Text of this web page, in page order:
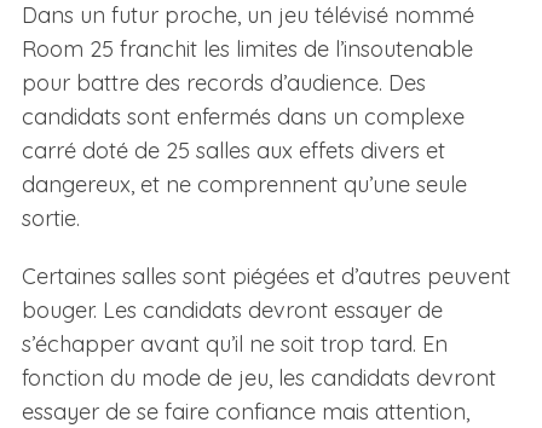
Dans un futur proche, un jeu télévisé nommé
Room 25 franchit les limites de l’insoutenable
pour battre des records d’audience. Des
candidats sont enfermés dans un complexe
carré doté de 25 salles aux effets divers et
dangereux, et ne comprennent qu’une seule
sortie.
Certaines salles sont piégées et d’autres peuvent
bouger. Les candidats devront essayer de
s’échapper avant qu’il ne soit trop tard. En
fonction du mode de jeu, les candidats devront
essayer de se faire confiance mais attention,